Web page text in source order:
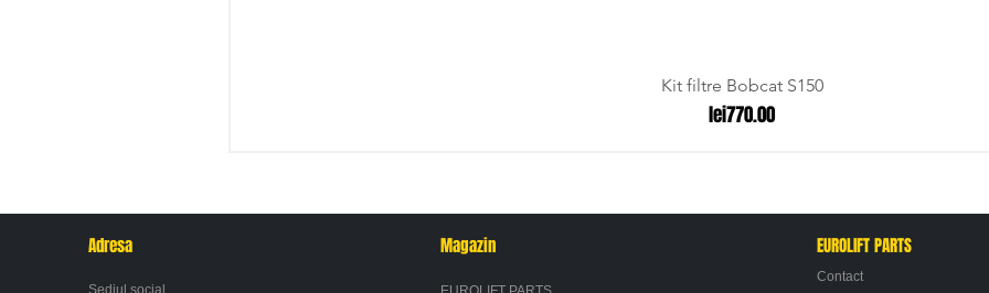
Kit filtre Bobcat S150
Price
lei770.00
Adresa
Sediul social
Magazin EUROLIFT PARTS
Contact